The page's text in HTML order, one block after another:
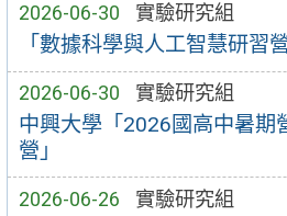
2026-06-30 實驗研究組
「數據科學與人工智慧研習營
2026-06-30 實驗研究組
中興大學「2026國高中暑期
營」
2026-06-26 實驗研究組